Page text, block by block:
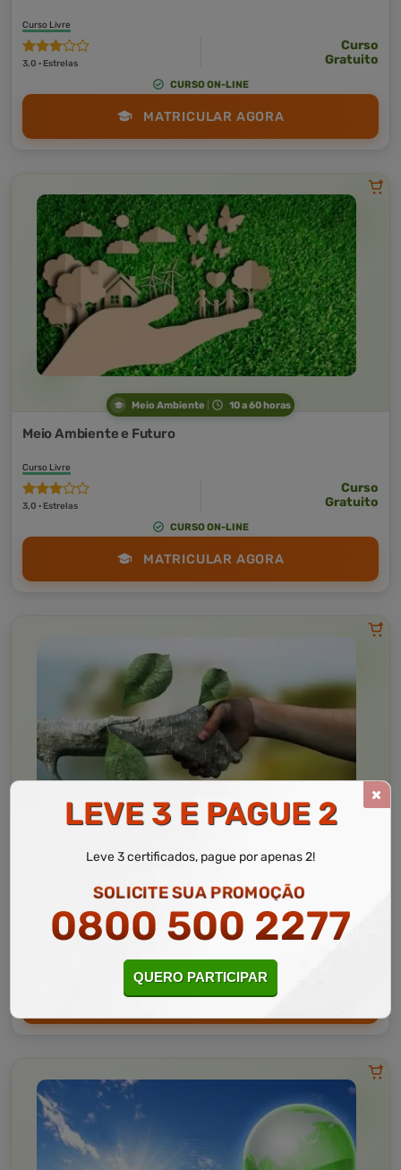
Curso Livre
3,0 · Estrelas
Curso
Gratuito
CURSO ON-LINE
MATRICULAR AGORA
Meio Ambiente 10 a 60 horas
Meio Ambiente e Futuro
Curso Livre
3,0 · Estrelas
Curso
Gratuito
CURSO ON-LINE
MATRICULAR AGORA
Curso Livre
Curso
Gratuito
MATRICULAR AGORA
LEVE 3 E PAGUE 2
Leve 3 certificados, pague por apenas 2!
SOLICITE SUA PROMOÇÃO
0800 500 2277
QUERO PARTICIPAR